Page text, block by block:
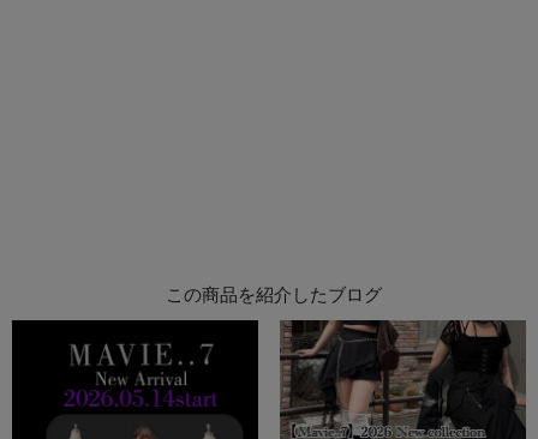
この商品を紹介したブログ